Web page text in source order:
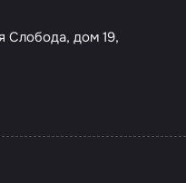
Слобода, дом 19,